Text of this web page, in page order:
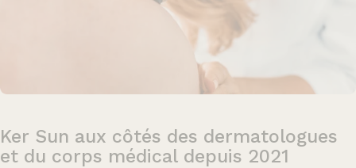
Ker Sun aux côtés des dermatologues
et du corps médical depuis 2021